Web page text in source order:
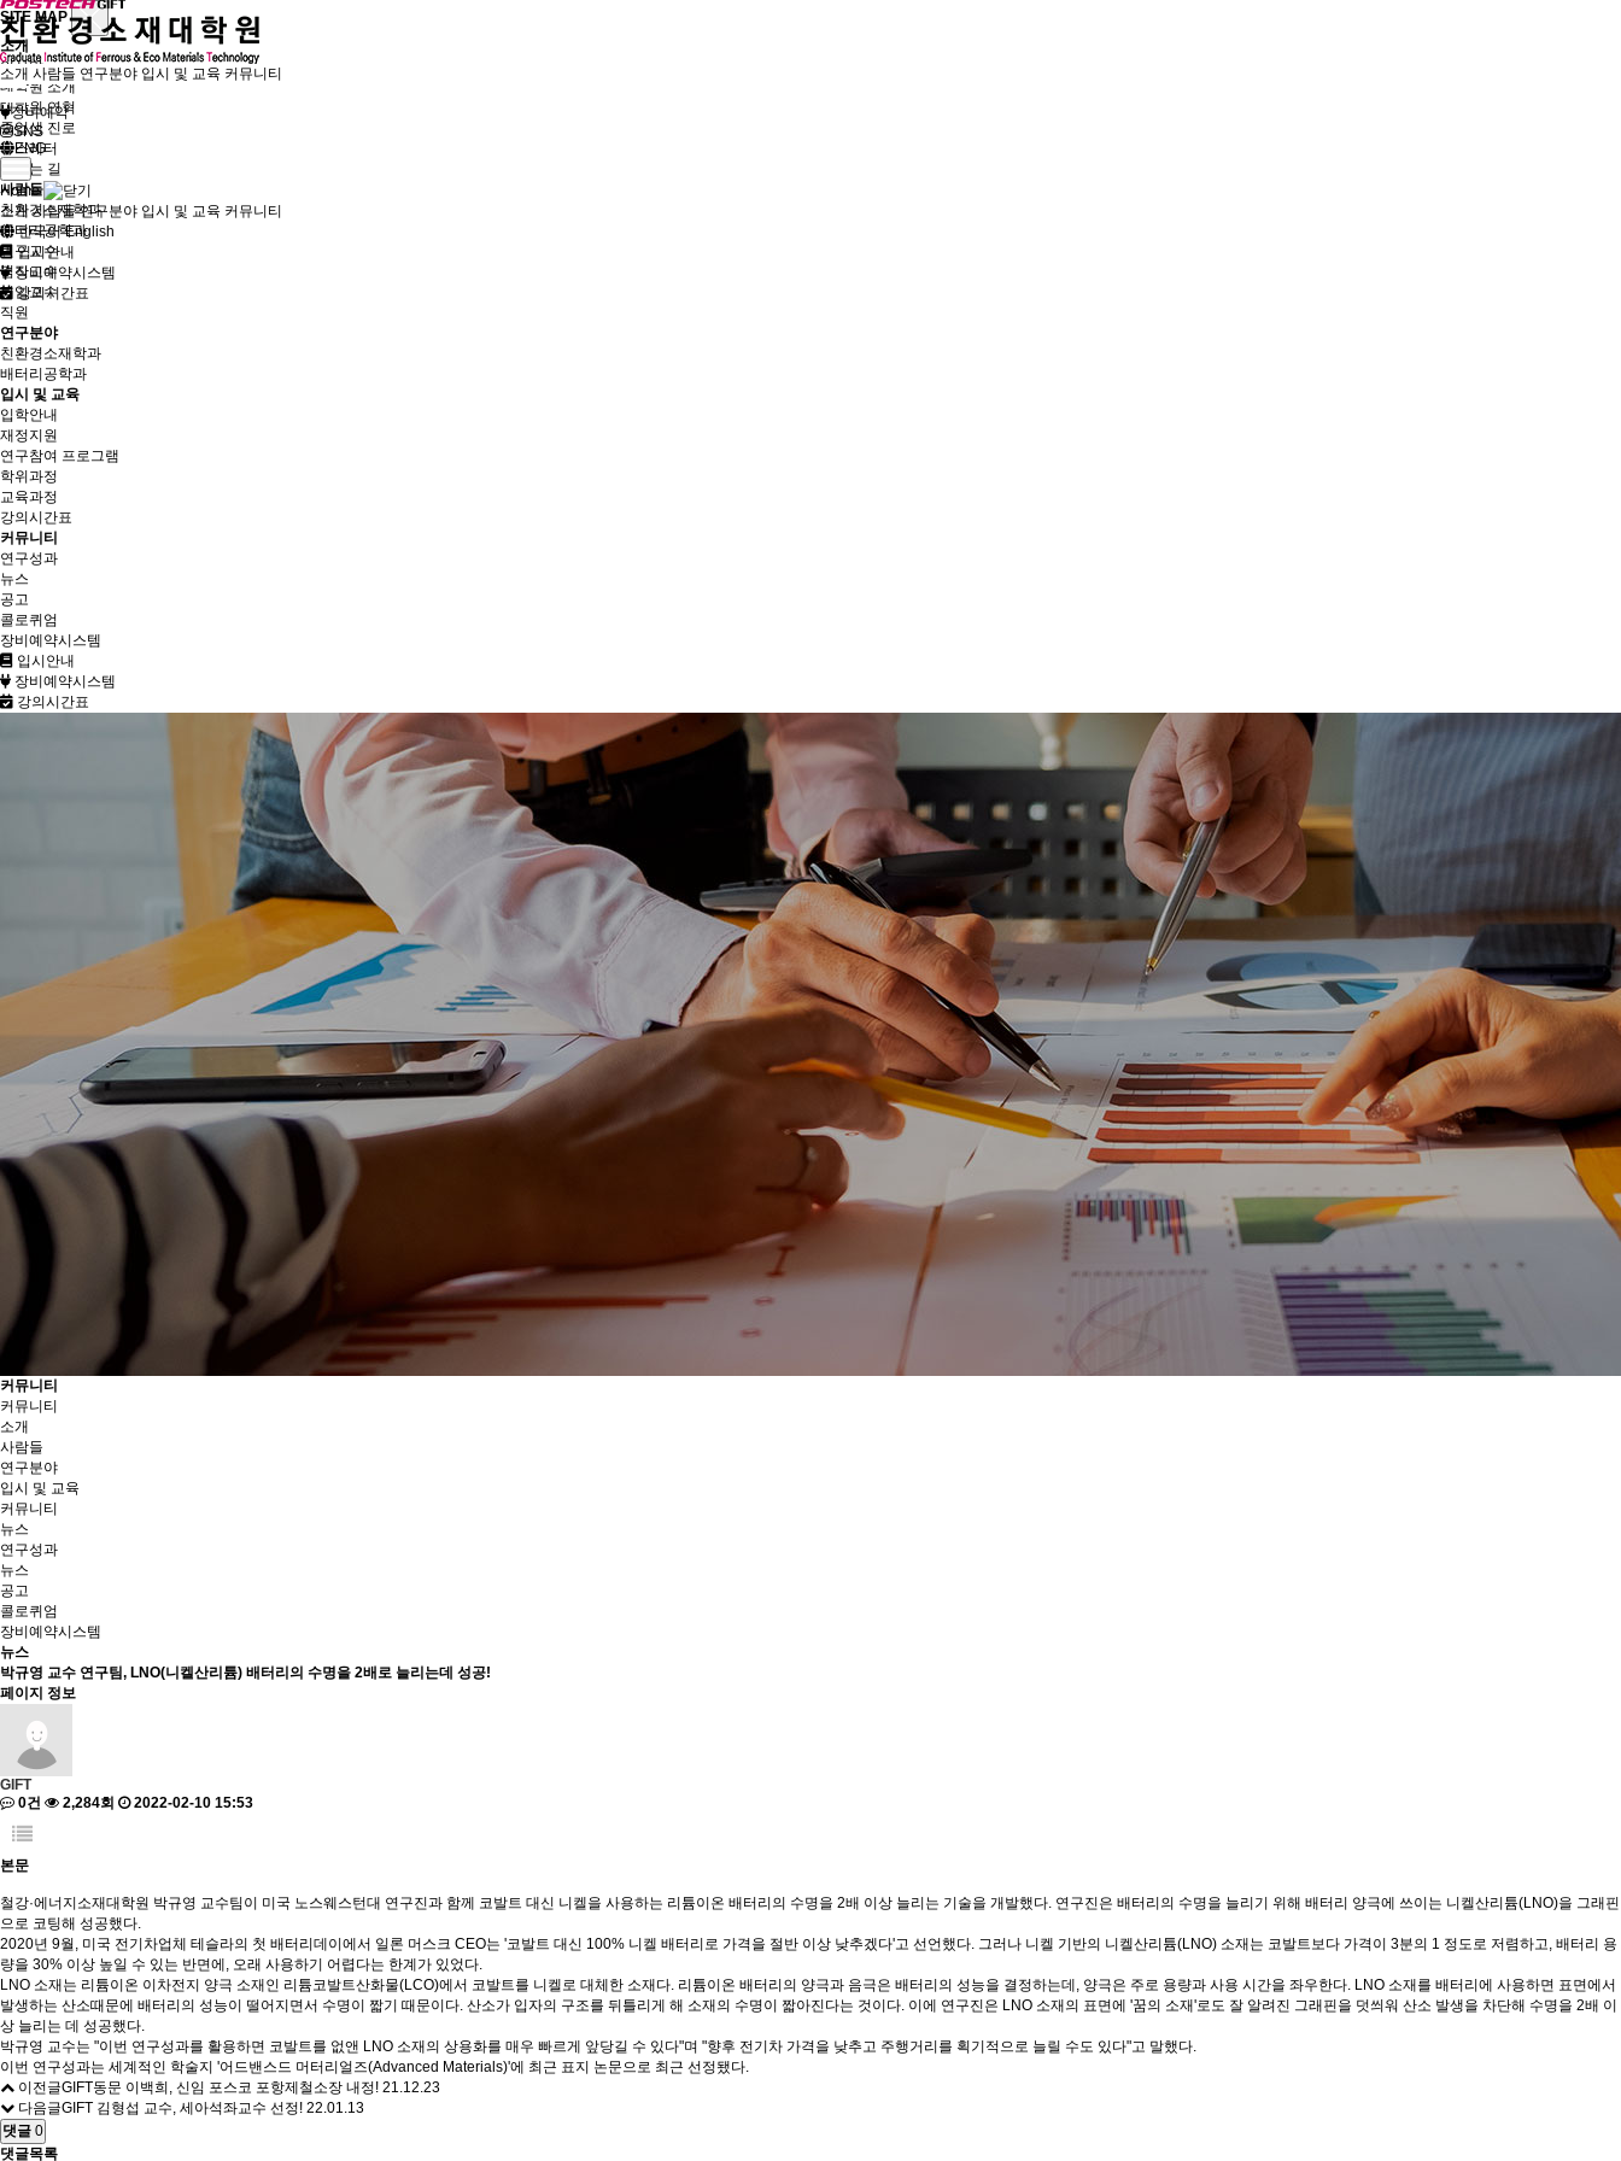
SITE MAP
소개
인사말
대학원 소개
대학원 연혁
졸업생 진로
뉴스레터
오시는 길
사람들
친환경소재학과
배터리공학과
연구교수
겸직교수
퇴임교수
직원
연구분야
친환경소재학과
배터리공학과
입시 및 교육
입학안내
재정지원
연구참여 프로그램
학위과정
교육과정
강의시간표
커뮤니티
연구성과
뉴스
공고
콜로퀴엄
장비예약시스템
입시안내
장비예약시스템
강의시간표
소개 사람들 연구분야 입시 및 교육 커뮤니티
장비예약
SNS
ENG
Home
소개 사람들 연구분야 입시 및 교육 커뮤니티
한국어 English
입시안내
장비예약시스템
강의시간표
커뮤니티
커뮤니티
소개
사람들
연구분야
입시 및 교육
커뮤니티
뉴스
연구성과
뉴스
공고
콜로퀴엄
장비예약시스템
뉴스
박규영 교수 연구팀, LNO(니켈산리튬) 배터리의 수명을 2배로 늘리는데 성공!
페이지 정보
GIFT
0건
2,284회 2022-02-10 15:53
본문
철강·에너지소재대학원 박규영 교수팀이 미국 노스웨스턴대 연구진과 함께 코발트 대신 니켈을 사용하는 리튬이온 배터리의 수명을 2배 이상 늘리는 기술을 개발했다. 연구진은 배터리의 수명을 늘리기 위해 배터리 양극에 쓰이는 니켈산리튬(LNO)을 그래핀
으로 코팅해 성공했다.
2020년 9월 , 미국 전기차업체 테슬라의 첫 배터리데이에서 일론 머스크 CEO는 '코발트 대신 100% 니켈 배터리로 가격을 절반 이상 낮추겠다'고 선언했다. 그러나 니켈 기반의 니켈산리튬(LNO) 소재는 코발트보다 가격이 3분의 1 정도로 저렴하고, 배터리 용
량을 30% 이상 높일 수 있는 반면에 , 오래 사용하기 어렵다는 한계가 있었다.
LNO 소재는 리튬이온 이차전지 양극 소재인 리튬코발트산화물(LCO)에서 코발트를 니켈로 대체한 소재다. 리튬이온 배터리의 양극과 음극은 배터리의 성능을 결정하는데 , 양극은 주로 용량과 사용 시간을 좌우한다. LNO 소재를 배터리에 사용하면 표면에서
발생하는 산소때문에 배터리의 성능이 떨어지면서 수명이 짧기 때문이다. 산소가 입자의 구조를 뒤틀리게 해 소재의 수명이 짧아진다는 것이다. 이에 연구진은 LNO 소재의 표면에 '꿈의 소재'로도 잘 알려진 그래핀을 덧씌워 산소 발생을 차단해 수명을 2배 이
상 늘리는 데 성공했다.
박규영 교수는 "이번 연구성과를 활용하면 코발트를 없앤 LNO 소재의 상용화를 매우 빠르게 앞당길 수 있다"며 "향후 전기차 가격을 낮추고 주행거리를 획기적으로 늘릴 수도 있다"고 말했다.
이번 연구성과는 세계적인 학술지 '어드밴스드 머터리얼즈(Advanced Materials)'에 최근 표지 논문으로 최근 선정됐다.
이전글GIFT동문 이백희, 신임 포스코 포항제철소장 내정! 21.12.23
다음글GIFT 김형섭 교수, 세아석좌교수 선정! 22.01.13
댓글 0
댓글목록